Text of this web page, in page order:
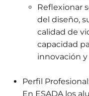
Reflexionar
del diseño,
calidad de
capacidad
innovación
Perfil
En ESADA los